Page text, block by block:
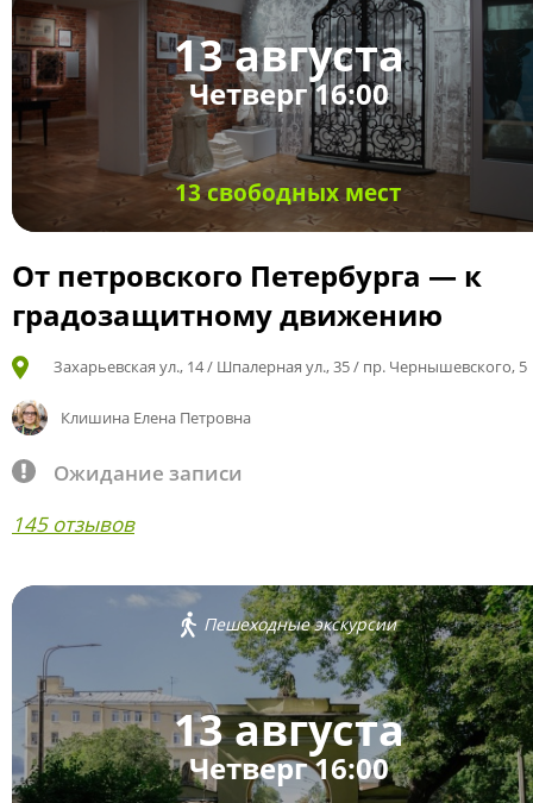
13 августа
Четверг 16:00
13 свободных мест
От петровского Петербурга — к
градозащитному движению
Захарьевская ул., 14 / Шпалерная ул., 35 / пр. Чернышевского, 5
Клишина Елена Петровна
Ожидание записи
145 отзывов
Пешеходные экскурсии
13 августа
Четверг 16:00